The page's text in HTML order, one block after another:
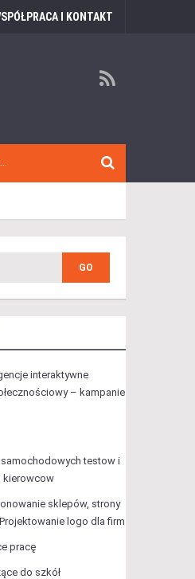
I KONTAKT
interaktywne
– kampanie
testow i
kierowcow
sklepów, strony
logo dla firm
pracę
do szkół